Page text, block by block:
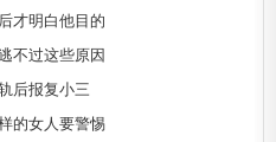
才明白他目的
不过这些原因
后报复小三
的女人要警惕